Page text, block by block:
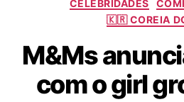
N
B
E
A
K
a
t
g
o
r
CELEBRIDADES
🇰🇷 COREIA
M&Ms
com o girl